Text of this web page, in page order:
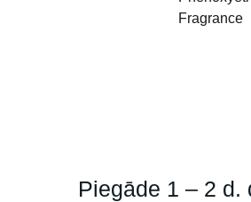
Fragrance
Piegāde 1 – 2 d.